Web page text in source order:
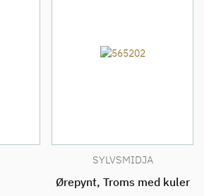
SYLVSMIDJA
Ørepynt, Troms med kuler